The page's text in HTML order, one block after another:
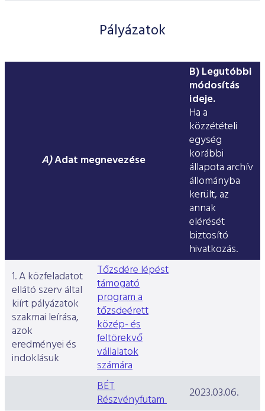
Pályázatok
A)Adat megnevezése
B) Legutóbbi
módosítás
ideje.
Ha a
közzétételi
egység
korábbi
állapota archív
állományba
került, az
annak
elérését
biztosító
hivatkozás.
1. A közfeladatot
ellátó szerv által
kiírt pályázatok
szakmai leírása,
azok
eredményei és
indoklásuk
Tőzsdére lépést
támogató
program a
tőzsdeérett
közép- és
feltörekvő
vállalatok
számára
BÉT
Részvényfutam
2023.03.06.